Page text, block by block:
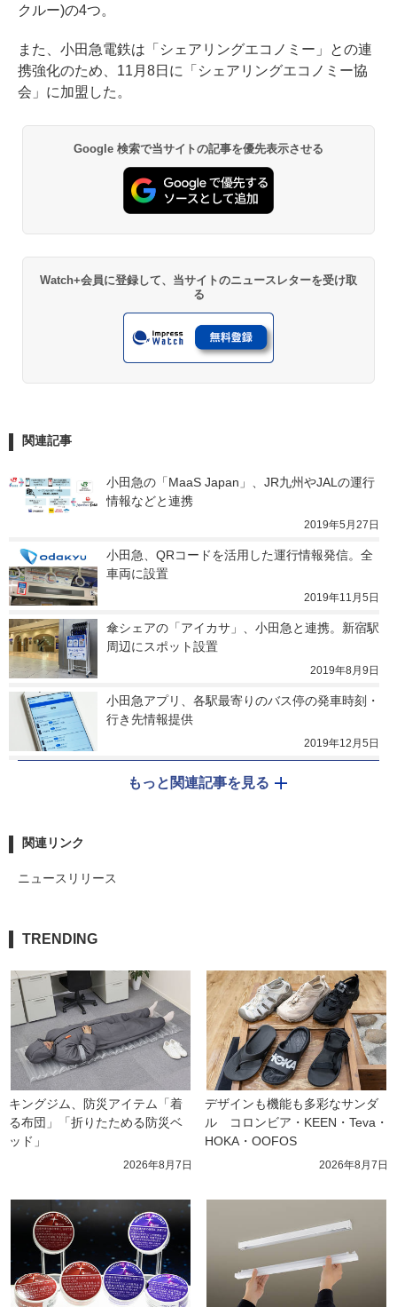
クルー)の4つ。
また、小田急電鉄は「シェアリングエコノミー」との連
携強化のため、11月8日に「シェアリングエコノミー協
会」に加盟した。
Google 検索で当サイトの記事を優先表示させる
Watch+会員に登録して、当サイトのニュースレターを受け取
る
関連記事
小田急の「MaaS Japan」、JR九州やJALの運行
情報などと連携
2019年5月27日
小田急、QRコードを活用した運行情報発信。全
車両に設置
2019年11月5日
傘シェアの「アイカサ」、小田急と連携。新宿駅
周辺にスポット設置
2019年8月9日
小田急アプリ、各駅最寄りのバス停の発車時刻・
行き先情報提供
2019年12月5日
もっと関連記事を見る
関連リンク
ニュースリリース
TRENDING
キングジム、防災アイテム「着
る布団」「折りたためる防災ベ
ッド」
2026年8月7日
デザインも機能も多彩なサンダ
ル　コロンビア・KEEN・Teva・
HOKA・OOFOS
2026年8月7日